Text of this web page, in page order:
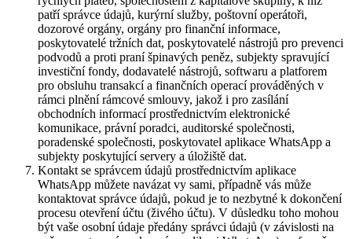
patří správce údajů, kurýrní služby, poštovní operátoři,
dozorové orgány, orgány pro finanční informace,
poskytovatelé tržních dat, poskytovatelé nástrojů pro prevenci
podvodů a proti praní špinavých peněz, subjekty spravující
investiční fondy, dodavatelé nástrojů, softwaru a platforem
pro obsluhu transakcí a finančních operací prováděných v
rámci plnění rámcové smlouvy, jakož i pro zasílání
obchodních informací prostřednictvím elektronické
komunikace, právní poradci, auditorské společnosti,
poradenské společnosti, poskytovatel aplikace WhatsApp a
subjekty poskytující servery a úložiště dat.
Kontakt se správcem údajů prostřednictvím aplikace
WhatsApp můžete navázat vy sami, případně vás může
kontaktovat správce údajů, pokud je to nezbytné k dokončení
procesu otevření účtu (živého účtu). V důsledku toho mohou
být vaše osobní údaje předány správci údajů (v závislosti na